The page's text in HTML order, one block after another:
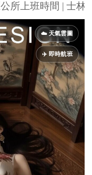
班時間 | 士林區
☁️ 天氣雲圖
✈️ 即時航班
Next